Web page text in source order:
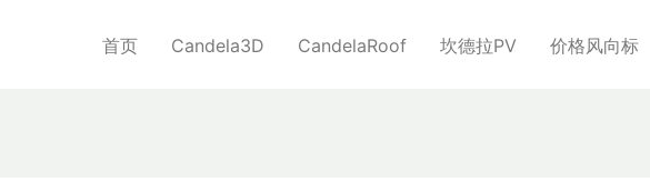
首页 Candela3D CandelaRoof 坎德拉PV 价格风向标